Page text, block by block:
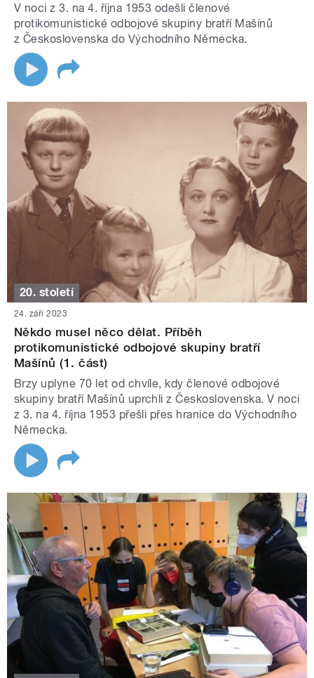
V noci z 3. na 4. října 1953 odešli členové
protikomunistické odbojové skupiny bratří Mašínů
z Československa do Východního Německa.
20. století
24. září 2023
Někdo musel něco dělat. Příběh
protikomunistické odbojové skupiny bratří
Mašínů (1. část)
Brzy uplyne 70 let od chvíle, kdy členové odbojové
skupiny bratří Mašínů uprchli z Československa. V noci
z 3. na 4. října 1953 přešli přes hranice do Východního
Německa.